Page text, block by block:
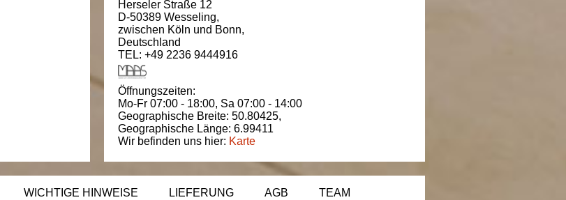
Herseler Straße 12
D-50389 Wesseling,
zwischen Köln und Bonn,
Deutschland
TEL: +49 2236 9444916
Öffnungszeiten:
Mo-Fr 07:00 - 18:00, Sa 07:00 - 14:00
Geographische Breite: 50.80425,
Geographische Länge: 6.99411
Wir befinden uns hier: Karte
WICHTIGE HINWEISE LIEFERUNG AGB TEAM